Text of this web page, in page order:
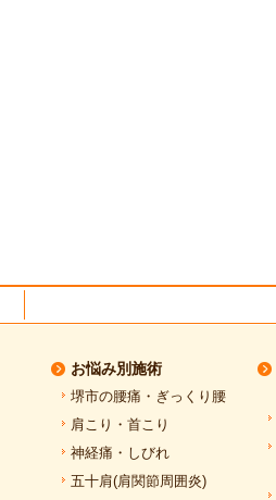
お悩み別施術
堺市の腰痛・ぎっくり腰
肩こり・首こり
神経痛・しびれ
五十肩(肩関節周囲炎)